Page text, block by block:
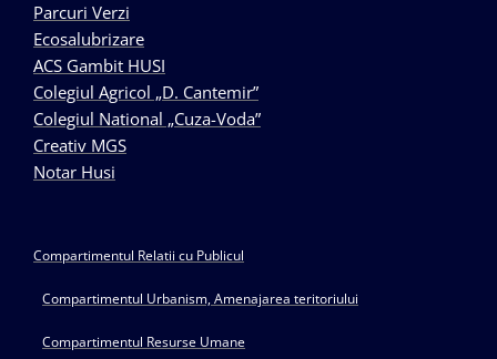
Parcuri Verzi
Ecosalubrizare
ACS Gambit HUSI
Colegiul Agricol „D. Cantemir”
Colegiul National „Cuza-Voda”
Creativ MGS
Notar Husi
Compartimentul Relatii cu Publicul
Compartimentul Urbanism, Amenajarea teritoriului
Compartimentul Resurse Umane